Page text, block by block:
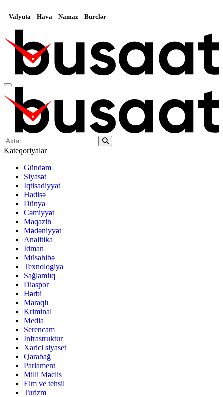
Valyuta Hava Namaz Bürclər
Search…
Kateqoriyalar
Gündəm
Siyasət
İqtisadiyyat
Hadisə
Dünya
Cəmiyyət
Maqazin
Mədəniyyət
Analitika
İdman
Müsahibə
Texnologiya
Sağlamlıq
Diaspor
Hərbi
Maraqlı
Kriminal
Media
Serencam
İnfrastruktur
Xarici siyaset
Qarabağ
Parlament
Milli Məclis
Elm ve tehsil
Turizm